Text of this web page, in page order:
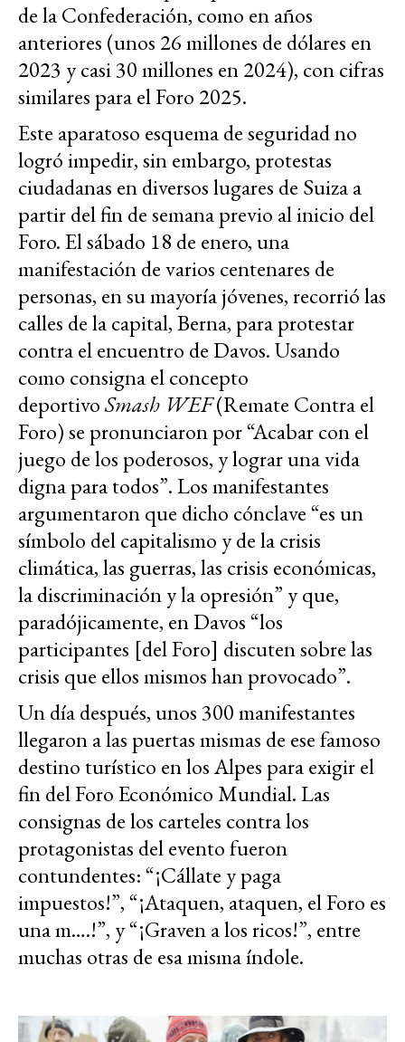
de la Confederación, como en años
anteriores (unos 26 millones de dólares en
2023 y casi 30 millones en 2024), con cifras
similares para el Foro 2025.
Este aparatoso esquema de seguridad no
logró impedir, sin embargo, protestas
ciudadanas en diversos lugares de Suiza a
partir del fin de semana previo al inicio del
Foro. El sábado 18 de enero, una
manifestación de varios centenares de
personas, en su mayoría jóvenes, recorrió las
calles de la capital, Berna, para protestar
contra el encuentro de Davos. Usando
como consigna el concepto
deportivoSmash WEF(Remate Contra el
Foro) se pronunciaron por “Acabar con el
juego de los poderosos, y lograr una vida
digna para todos”. Los manifestantes
argumentaron que dicho cónclave “es un
símbolo del capitalismo y de la crisis
climática, las guerras, las crisis económicas,
la discriminación y la opresión” y que,
paradójicamente, en Davos “los
participantes [del Foro] discuten sobre las
crisis que ellos mismos han provocado”.
Un día después, unos 300 manifestantes
llegaron a las puertas mismas de ese famoso
destino turístico en los Alpes para exigir el
fin del Foro Económico Mundial. Las
consignas de los carteles contra los
protagonistas del evento fueron
contundentes: “¡Cállate y paga
impuestos!”, “¡Ataquen, ataquen, el Foro es
una m….!”, y “¡Graven a los ricos!”, entre
muchas otras de esa misma índole.